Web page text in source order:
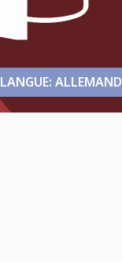
LANGUE: ALLEMAND